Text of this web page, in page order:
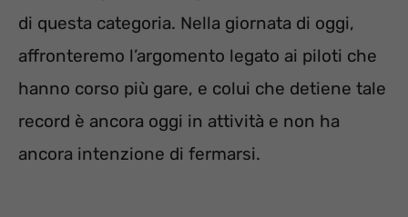
di questa categoria. Nella giornata di oggi,
affronteremo l’argomento legato ai piloti che
hanno corso più gare, e colui che detiene tale
record è ancora oggi in attività e non ha
ancora intenzione di fermarsi.